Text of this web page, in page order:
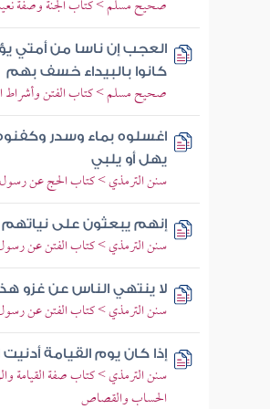
صحيح مسلم > كتاب الجنة وصفة
العجب إن ناسا من أمتي
كانوا بالبيداء خسف بهم
صحيح مسلم > كتاب الفتن وأشراط
اغسلوه بماء وسدر
يهل أو يلبي
سنن الترمذي > كتاب الحج عن رسول
إنهم يبعثون على نياتهم
سنن الترمذي > كتاب الفتن عن رسول
لا ينتهي الناس عن غزو
سنن الترمذي > كتاب الفتن عن
إذا كان يوم القيامة
سنن الترمذي > كتاب صفة القيامة
الحساب والقصاص